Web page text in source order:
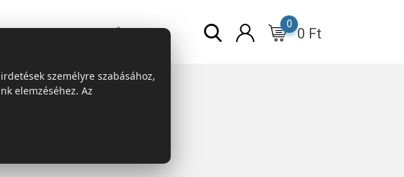
Tech = Kedvező ár ESG 0 Ft
0
személyre szabásához,
elemzéséhez. Az